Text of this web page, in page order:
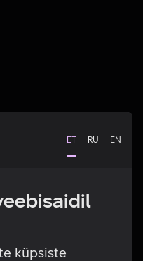
ET RU EN
küpsiste